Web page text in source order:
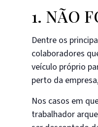
1. NÃO
Dentre os
colaboradores
veículo próprio
perto da
Nos casos em
trabalhador